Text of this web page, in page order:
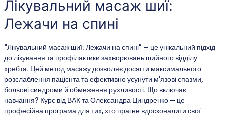
Лікувальний масаж шиї:
Лежачи на спині
“Лікувальний масаж шиї: Лежачи на спині” — це унікальний підхід
до лікування та профілактики захворювань шийного відділу
хребта. Цей метод масажу дозволяє досягти максимального
розслаблення пацієнта та ефективно усунути м’язові спазми,
больові синдроми й обмеження рухливості. Що включає
навчання? Курс від ВАК та Олександра Циндренко — це
професійна програма для тих, хто прагне вдосконалити свої
Лежачи
на
спині